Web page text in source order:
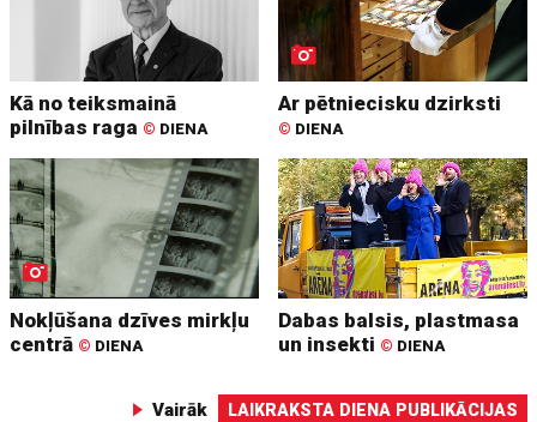
Kā no teiksmainā
pilnības raga © DIENA
Ar pētniecisku dzirksti
© DIENA
Nokļūšana dzīves mirkļu
centrā © DIENA
Dabas balsis, plastmasa
un insekti © DIENA
Vairāk LAIKRAKSTA DIENA PUBLIKĀCIJAS